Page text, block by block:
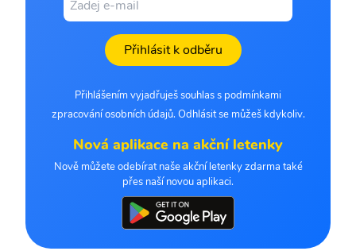
Přihlásit k odběru
Přihlášením vyjadřuješ souhlas s podmínkami
zpracování osobních údajů. Odhlásit se můžeš kdykoliv.
Nová aplikace na akční letenky
Nově můžete odebírat naše akční letenky zdarma také
přes naší novou aplikaci.